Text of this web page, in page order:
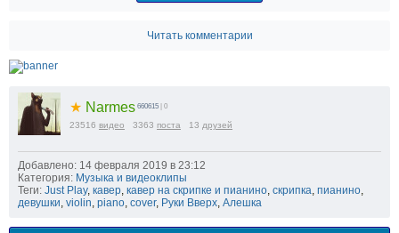
Читать комментарии
★ Narmes 660615 | 0
23516 видео 3363 поста 13 друзей
Добавлено: 14 февраля 2019 в 23:12
Категория: Музыка и видеоклипы
Теги: Just Play, кавер, кавер на скрипке и пианино, скрипка, пианино,
девушки, violin, piano, cover, Руки Вверх, Алешка